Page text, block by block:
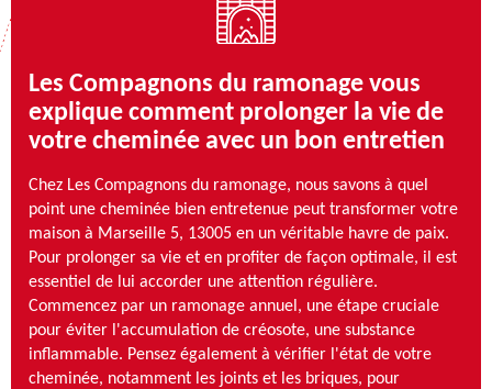
Les Compagnons du ramonage vous
explique comment prolonger la vie de
votre cheminée avec un bon entretien
Chez Les Compagnons du ramonage, nous savons à quel
point une cheminée bien entretenue peut transformer votre
maison à Marseille 5, 13005 en un véritable havre de paix.
Pour prolonger sa vie et en profiter de façon optimale, il est
essentiel de lui accorder une attention régulière.
Commencez par un ramonage annuel, une étape cruciale
pour éviter l'accumulation de créosote, une substance
inflammable. Pensez également à vérifier l'état de votre
cheminée, notamment les joints et les briques, pour